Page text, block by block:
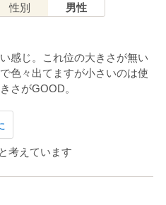
性別 男性
感じ。これ位の大きさが無い
色々出てますが小さいのは使
さがGOOD。
考えています